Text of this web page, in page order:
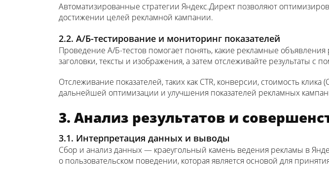
Автоматизированные стратегии Яндекс.Директ позволяют
достижении целей рекламной кампании.
2.2. А/Б-тестирование и мониторинг показателей
Проведение А/Б-тестов помогает понять, какие рекламные
заголовки, тексты и изображения, а затем отслеживайте результаты с
Отслеживание показателей, таких как CTR, конверсии, стоимость
дальнейшей оптимизации и улучшения показателей рекламных
3. Анализ результатов и
3.1. Интерпретация данных и выводы
Сбор и анализ данных — краеугольный камень ведения рекламы в
о пользовательском поведении, которая является основой для